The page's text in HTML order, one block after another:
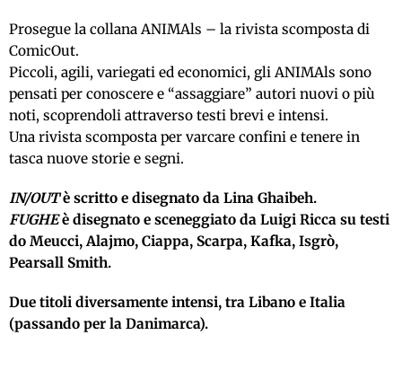
Prosegue la collana ANIMAls – la rivista scomposta di
ComicOut.
Piccoli, agili, variegati ed economici, gli ANIMAls sono
pensati per conoscere e “assaggiare” autori nuovi o più
noti, scoprendoli attraverso testi brevi e intensi.
Una rivista scomposta per varcare confini e tenere in
tasca nuove storie e segni.
IN/OUTè scritto e disegnato da Lina Ghaibeh.
FUGHEè disegnato e sceneggiato da Luigi Ricca su testi
do Meucci, Alajmo, Ciappa, Scarpa, Kafka, Isgrò,
Pearsall Smith.
Due titoli diversamente intensi, tra Libano e Italia
(passando per la Danimarca).